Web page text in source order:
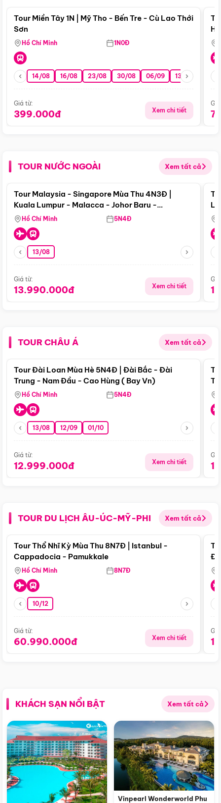
Tour Miền Tây 1N | Mỹ Tho - Bến Tre - Cù Lao Thới
Sơn
Hồ Chí Minh 1N0Đ
14/08 16/08 23/08 30/08 06/09 13/09 20/09
Giá từ:
399.000đ Xem chi tiết
TOUR NƯỚC NGOÀI Xem tất cả
Điểm nổi bật
Tour Malaysia - Singapore Mùa Thu 4N3Đ |
Kuala Lumpur - Malacca - Johor Baru -
Singapore
Hồ Chí Minh 5N4Đ
13/08
Giá từ:
13.990.000đ Xem chi tiết
TOUR CHÂU Á Xem tất cả
Điểm nổi bật
Tour Đài Loan Mùa Hè 5N4Đ | Đài Bắc - Đài
Trung - Nam Đầu - Cao Hùng ( Bay Vn)
Hồ Chí Minh 5N4Đ
13/08 12/09 01/10
Giá từ:
12.999.000đ Xem chi tiết
TOUR DU LỊCH ÂU-ÚC-MỸ-PHI Xem tất cả
Điểm nổi bật
Tour Thổ Nhĩ Kỳ Mùa Thu 8N7Đ | Istanbul -
Cappadocia - Pamukkale
Hồ Chí Minh 8N7Đ
10/12
Giá từ:
60.990.000đ Xem chi tiết
KHÁCH SẠN NỔI BẬT Xem tất cả
Vinpearl Wonderworld Phu